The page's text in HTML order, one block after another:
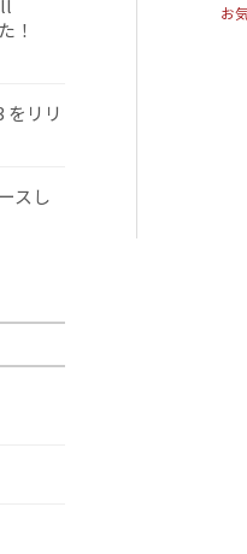
お
！
リリ
スし